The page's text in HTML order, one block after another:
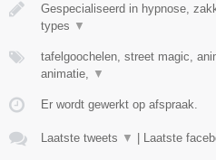
Gespecialiseerd in hypnose,
types ▼
tafelgoochelen, street magic,
animatie,
▼
Er wordt gewerkt op afspraak.
Laatste tweets ▼ Laatste